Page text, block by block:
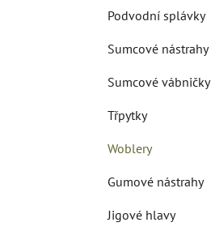
Podvodní splávky
Sumcové nástrahy
Sumcové vábničky
Třpytky
Woblery
Gumové nástrahy
Jigové hlavy